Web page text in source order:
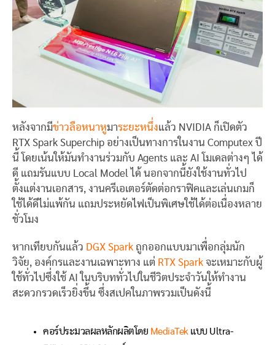
หลังจากมีข่าวลือหนาหูมาระยะหนึ่งแล้ว NVIDIA ก็เปิดตัว
RTX Spark Superchip อย่างเป็นทางการในงาน Computex ปี
นี้ โดยเน้นให้มันทำงานร่วมกับ Agents และ AI โมเดลต่างๆ ได้
ดี แถมรันแบบ Local Model ได้ นอกจากนี้ยังใช้งานทั่วไป
ตั้งแต่งานเอกสาร, งานครีเอเตอร์ตัดต่อกราฟิคและเล่นเกมก็
ใช้ได้ดีไม่แพ้กัน แถมประหยัดไฟเป็นพิเศษใช้ได้ต่อเนื่องหลาย
ชั่วโมง
หากเทียบกันแล้ว DGX Spark ถูกออกแบบมาเพื่อกลุ่มนัก
วิจัย, องค์กรและงานเฉพาะทาง แต่ RTX Spark จะเหมาะกับผู้
ใช้ทั่วไปซึ่งใช้ AI ในบริบททั่วไปในชีวิตประจำวันให้ทำงาน
สะดวกรวดเร็วยิ่งขึ้น ซึ่งสเปคในภาพรวมเป็นดังนี้
คอร์ประมวลผลหลักผลิตโดย MediaTekแบบ Ultra-